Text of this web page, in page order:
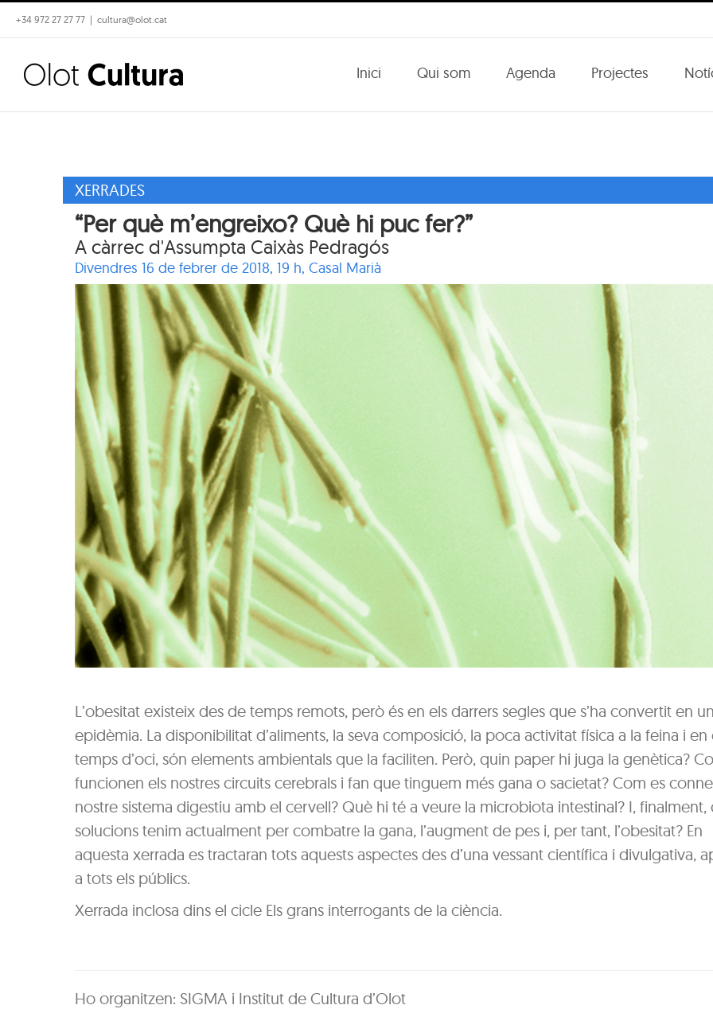
Skip
to
content
+34 972 27 27 77 | cultura@olot.cat
Inici Qui som Agenda Projectes
XERRADES
“Per què m’engreixo? Què hi puc fer?”
A càrrec d'Assumpta Caixàs Pedragós
Divendres 16 de febrer de 2018, 19 h,Casal Marià
L’obesitat existeix des de temps remots, però és en els darrers segles que s’ha convertit en
epidèmia. La disponibilitat d’aliments, la seva composició, la poca activitat física a la feina i en
temps d’oci, són elements ambientals que la faciliten. Però, quin paper hi juga la genètica?
funcionen els nostres circuits cerebrals i fan que tinguem més gana o sacietat? Com es
nostre sistema digestiu amb el cervell? Què hi té a veure la microbiota intestinal? I, finalment,
solucions tenim actualment per combatre la gana, l’augment de pes i, per tant, l’obesitat? En
aquesta xerrada es tractaran tots aquests aspectes des d’una vessant científica i divulgativa,
a tots els públics.
Xerrada inclosa dins el cicle Els grans interrogants de la ciència.
Ho organitzen: SIGMA i Institut de Cultura d’Olot